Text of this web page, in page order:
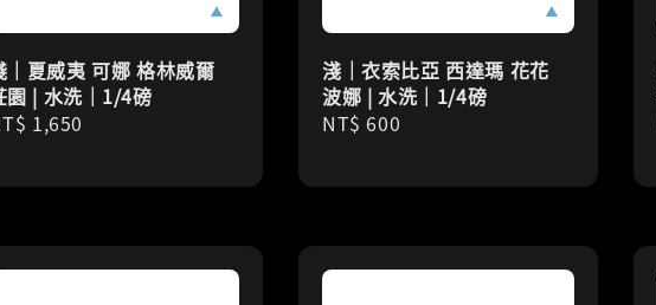
｜夏威夷 可娜 格林威爾
園 | 水洗｜1/4磅
1,650
淺｜衣索比亞 西達瑪 花花
波娜 | 水洗｜1/4磅
Regular
NT$ 600